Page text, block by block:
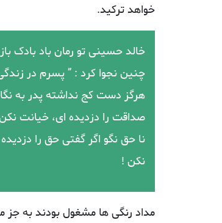
خواهد ترکید.
خالد حسینی تو رمان باد بادک
ﭼﻨﯿﻦ ﻧﺠﻮﺍ ﮐﺮﺩ : ” ﭘﺴﺮﻡ ﺩﺭ
ﻫﺮﮔﺰ ﺩﺳﺖ ﮐﺞ ﻧﺪﺍﺷﺘﻪ ﭘﺪﺭ ﺑﻪ
ﺻﺪﺍﻗﺖ ﺭﺍ ﺩﺯﺩﯾﺪﻩ ﺍﯼ، ﺧﯿﺎﻧﺖ
ﻧﺎ ﺣﻖ ﻧﮕﻮ ﺍﮔﺮ ﮔﻔﺘﯽ ﺣﻖ ﺭﺍ
نکن !
مداد رنگی ها مشغول بودند به جز